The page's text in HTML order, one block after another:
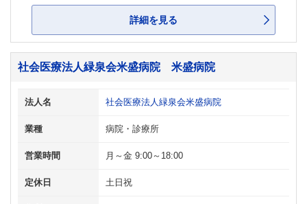
詳細を見る
社会医療法人緑泉会米盛病院 米盛病院
法人名 社会医療法人緑泉会米盛病院
業種 病院・診療所
営業時間 月～金 9:00～18:00
定休日 土日祝